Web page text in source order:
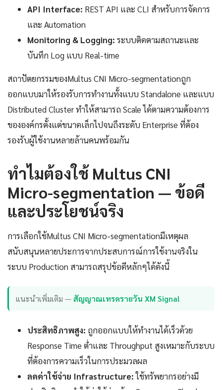
API Interface: REST API และ CLI สำหรับการจัดการ
และ Automation
Monitoring & Logging: ระบบติดตามสถานะและ
บันทึก Log แบบ Real-time
สถาปัตยกรรมของMultus CNI Micro-segmentationถูก
ออกแบบมาให้รองรับการทำงานทั้งแบบ Standalone และแบบ
Distributed Cluster ทำให้สามารถ Scale ได้ตามความต้องการ
ขององค์กรตั้งแต่ขนาดเล็กไปจนถึงระดับ Enterprise ที่ต้อง
รองรับผู้ใช้งานหลายล้านคนพร้อมกัน
ทำไมต้องใช้ Multus CNI
Micro-segmentation — ข้อดี
และประโยชน์จริง
การเลือกใช้Multus CNI Micro-segmentationมีเหตุผล
สนับสนุนหลายประการจากประสบการณ์การใช้งานจริงใน
ระบบ Production สามารถสรุปข้อดีหลักๆได้ดังนี้
แนะนำเพิ่มเติม —สัญญาณเทรดรายวัน XM Signal
ประสิทธิภาพสูง: ถูกออกแบบให้ทำงานได้เร็วด้วย
Response Time ต่ำและ Throughput สูงเหมาะกับระบบ
ที่ต้องการความเร็วในการประมวลผล
ลดค่าใช้จ่าย Infrastructure:ใช้ทรัพยากรอย่างมี